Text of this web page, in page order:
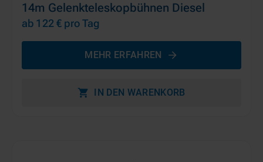
14m Gelenkteleskopbühnen Diesel
ab 122 € pro Tag
MEHR ERFAHREN
IN DEN WARENKORB